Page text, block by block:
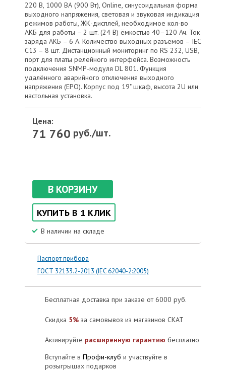
220 В, 1000 ВА (900 Вт), Online, синусоидальная форма
выходного напряжения, световая и звуковая индикация
режимов работы, ЖК-дисплей, необходимое кол-во
АКБ для работы – 2 шт. (24 В) ёмкостью 40–120 Ач. Ток
заряда АКБ – 6 А. Количество выходных разъемов – IEC
C13 – 8 шт. Дистанционный мониторинг по RS 232, USB,
порт для платы релейного интерфейса. Возможность
подключения SNMP-модуля DL 801. Функция
удалённого аварийного отключения выходного
напряжения (EPO). Корпус под 19" шкаф, высота 2U или
настольная установка.
Цена:
71 760 руб./шт.
В КОРЗИНУ
КУПИТЬ В 1 КЛИК
В наличии на складе
Паспорт прибора
ГОСТ 32133.2-2013 (IEC 62040-2:2005)
Бесплатная доставка при заказе от 6000 руб.
Скидка 5% за самовывоз из магазинов СКАТ
Активируйте расширенную гарантию бесплатно
Вступайте в Профи-клуб и участвуйте в
розыгрышах подарков